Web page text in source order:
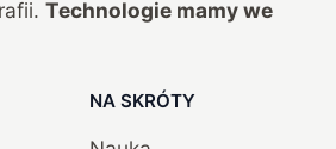
Technologie mamy we
NA SKRÓTY